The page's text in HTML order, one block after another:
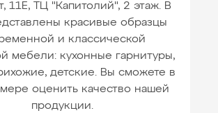
11Е, ТЦ "Капитолий", 2 этаж. В
красивые образцы
и классической
мебели: кухонные гарнитуры,
детские. Вы сможете в
оценить качество нашей
продукции.